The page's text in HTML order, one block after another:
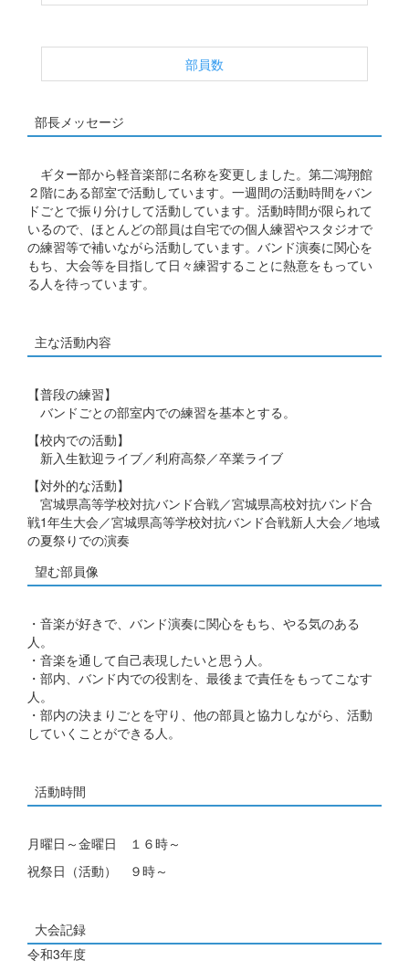
部員数
部長メッセージ
ギター部から軽音楽部に名称を変更しました。第二鴻翔館
２階にある部室で活動しています。一週間の活動時間をバン
ドごとで振り分けして活動しています。活動時間が限られて
いるので、ほとんどの部員は自宅での個人練習やスタジオで
の練習等で補いながら活動しています。バンド演奏に関心を
もち、大会等を目指して日々練習することに熱意をもってい
る人を待っています。
主な活動内容
【普段の練習】
バンドごとの部室内での練習を基本とする。
【校内での活動】
新入生歓迎ライブ／利府高祭／卒業ライブ
【対外的な活動】
宮城県高等学校対抗バンド合戦／宮城県高校対抗バンド合
戦1年生大会／宮城県高等学校対抗バンド合戦新人大会／地域
の夏祭りでの演奏
望む部員像
・音楽が好きで、バンド演奏に関心をもち、やる気のある
人。
・音楽を通して自己表現したいと思う人。
・部内、バンド内での役割を、最後まで責任をもってこなす
人。
・部内の決まりごとを守り、他の部員と協力しながら、活動
していくことができる人。
活動時間
月曜日～金曜日 １６時～
祝祭日（活動） ９時～
大会記録
令和3年度